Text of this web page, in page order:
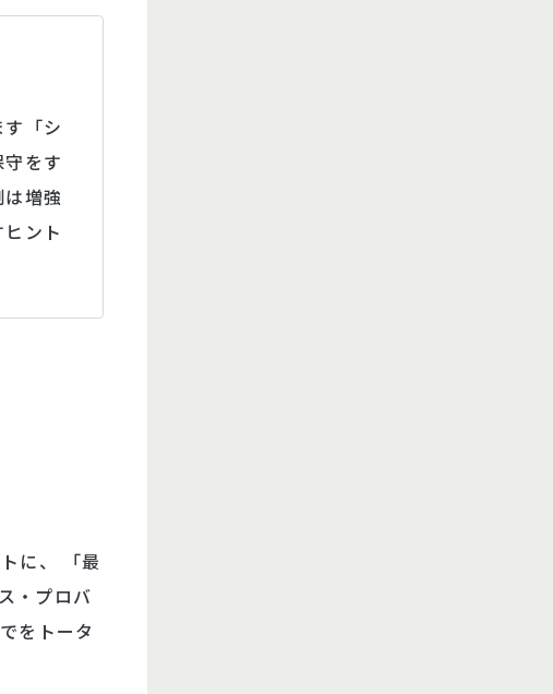
「シ
をす
増強
ント
に、 「最
・プロバ
をトータ